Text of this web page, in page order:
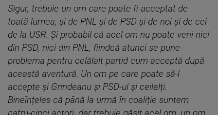
Sigur, trebuie un om care poate fi acceptat de
toată lumea, și de PNL și de PSD și de noi și de cei
de la USR. Și probabil că acel om nu poate veni nici
din PSD, nici din PNL, fiindcă atunci se pune
problema pentru celălalt partid cum acceptă după
această aventură. Un om pe care poate să-l
accepte și Grindeanu și PSD-ul și ceilalți.
Bineînțeles că până la urmă în coaliție suntem